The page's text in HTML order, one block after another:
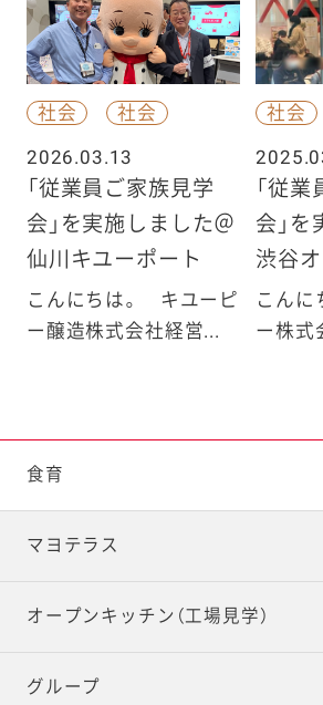
社会
社会
2026.03.13
「従業員ご家族見学
会」を実施しました＠
仙川キユーポート
こんにちは。 キユーピ
ー醸造株式会社経営...
社会
「従
会」
渋谷
こん
ー株式
食育
マヨテラス
オープンキッチン（工場見学）
グループ